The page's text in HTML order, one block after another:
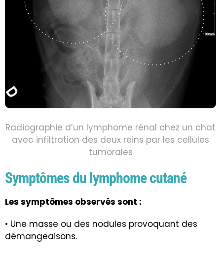
Radiographie d’un lymphome rénal chez un chat
avec infiltration des deux reins par les cellules
tumorales
Symptômes du lymphome cutané
Les symptômes observés sont :
• Une masse ou des nodules provoquant des
démangeaisons.